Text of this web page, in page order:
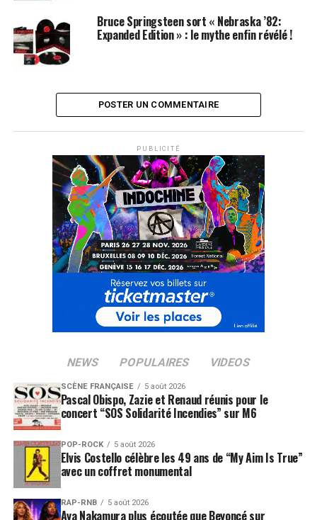
Bruce Springsteen sort « Nebraska ’82:
Expanded Edition » : le mythe enfin révélé !
POSTER UN COMMENTAIRE
PUBLICITÉ
NEWS POPULAIRES VIDEOS
SCÈNE FRANÇAISE 5 août 2026
Pascal Obispo, Zazie et Renaud réunis pour le
concert “SOS Solidarité Incendies” sur M6
POP-ROCK 5 août 2026
Elvis Costello célèbre les 49 ans de “My Aim Is True”
avec un coffret monumental
RAP-RNB 5 août 2026
Aya Nakamura plus écoutée que Beyoncé sur